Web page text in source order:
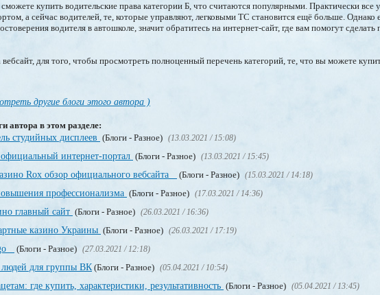
купить водительские права категории Б, что считаются популярными. Практически все
а сейчас водителей, те, которые управляют, легковыми ТС становится ещё больше. Однако
водителя в автошколе, значит обратитесь на интернет-сайт, где вам помогут
вебсайт, для того, чтобы просмотреть полноценный перечень категорий, те, что вы можете
другие блоги этого автора )
автора в этом разделе:
студийных дисплеев (Блоги - Разное) (13.03.2021 / 15:08)
интернет-портал (Блоги - Разное) (13.03.2021 / 15:45)
Rox обзор официального вебсайта (Блоги - Разное) (15.03.2021 / 14:18)
профессионализма (Блоги - Разное) (17.03.2021 / 14:36)
главный сайт (Блоги - Разное) (26.03.2021 / 16:36)
казино Украины (Блоги - Разное) (26.03.2021 / 17:19)
(Блоги - Разное) (27.03.2021 / 12:18)
людей для группы ВК(Блоги - Разное) (05.04.2021 / 10:54)
где купить, характеристики, результативность (Блоги - Разное) (05.04.2021 / 13:45)